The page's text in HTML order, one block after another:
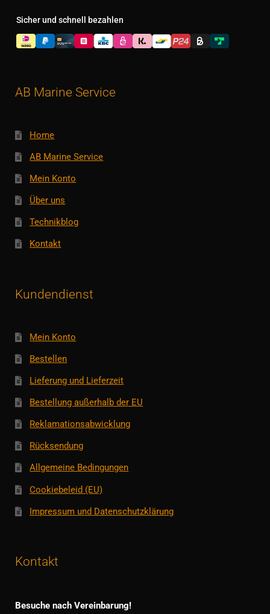
Sicher und schnell bezahlen
AB Marine Service
Home
AB Marine Service
Mein Konto
Über uns
Technikblog
Kontakt
Kundendienst
Mein Konto
Bestellen
Lieferung und Lieferzeit
Bestellung außerhalb der EU
Reklamationsabwicklung
Rücksendung
Allgemeine Bedingungen
Cookiebeleid (EU)
Impressum und Datenschutzklärung
Kontakt
Besuche nach Vereinbarung!